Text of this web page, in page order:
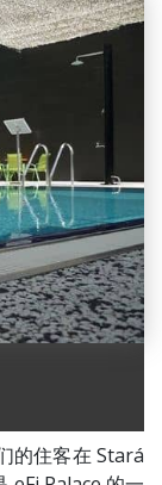
的住客在 Stará